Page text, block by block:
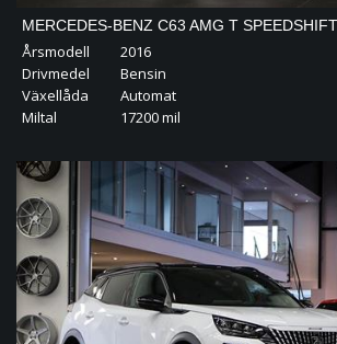
MERCEDES-BENZ C63 AMG T
PANO | NAVI | 20"
Årsmodell
2016
Drivmedel
Bensin
Växellåda
Automat
Miltal
17200 mil